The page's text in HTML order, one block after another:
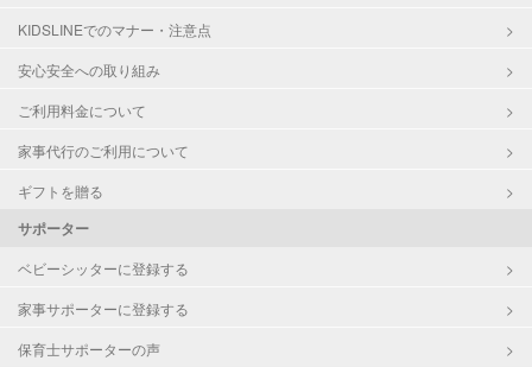
KIDSLINEでのマナー・注意点
安心安全への取り組み
ご利用料金について
家事代行のご利用について
ギフトを贈る
サポーター
ベビーシッターに登録する
家事サポーターに登録する
保育士サポーターの声